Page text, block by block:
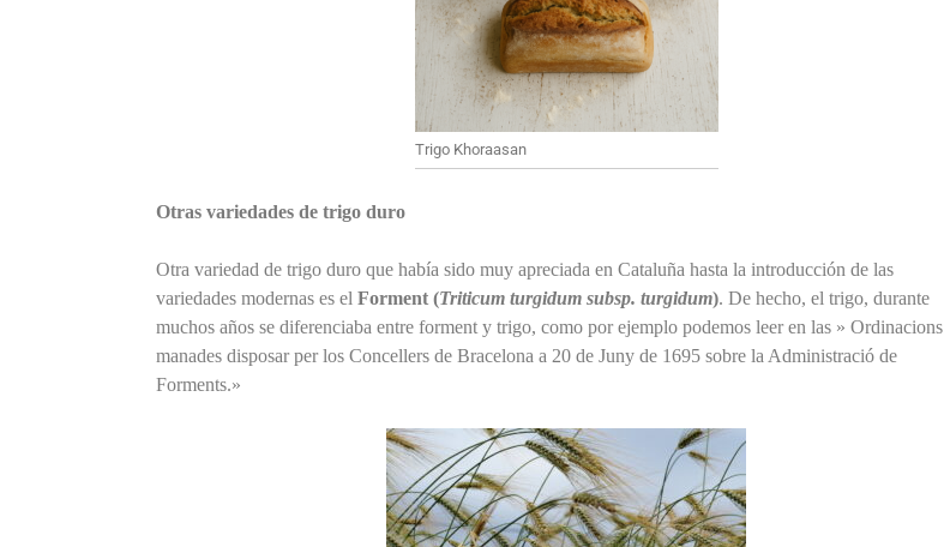
Trigo Khoraasan
Otras variedades de trigo duro
Otra variedad de trigo duro que había sido muy apreciada en Cataluña hasta la introducción de las
variedades modernas es el Forment (Triticum turgidum subsp. turgidum). De hecho, el trigo, durante
muchos años se diferenciaba entre forment y trigo, como por ejemplo podemos leer en las » Ordinacions
manades disposar per los Concellers de Bracelona a 20 de Juny de 1695 sobre la Administració de
Forments.»